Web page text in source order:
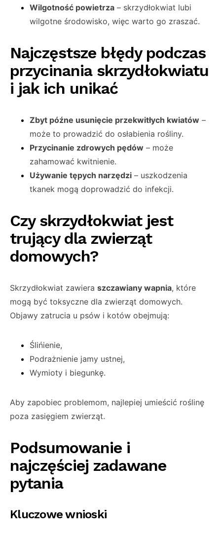
Wilgotność powietrza – skrzydłokwiat lubi
wilgotne środowisko, więc warto go zraszać.
Najczęstsze błędy podczas
przycinania skrzydłokwiatu
i jak ich unikać
Zbyt późne usunięcie przekwitłych kwiatów –
może to prowadzić do osłabienia rośliny.
Przycinanie zdrowych pędów – może
zahamować kwitnienie.
Używanie tępych narzędzi – uszkodzenia
tkanek mogą doprowadzić do infekcji.
Czy skrzydłokwiat jest
trujący dla zwierząt
domowych?
Skrzydłokwiat zawiera szczawiany wapnia, które
mogą być toksyczne dla zwierząt domowych.
Objawy zatrucia u psów i kotów obejmują:
Ślińienie,
Podrażnienie jamy ustnej,
Wymioty i biegunkę.
Aby zapobiec problemom, najlepiej umieścić roślinę
poza zasięgiem zwierząt.
Podsumowanie i
najczęściej zadawane
pytania
Kluczowe wnioski